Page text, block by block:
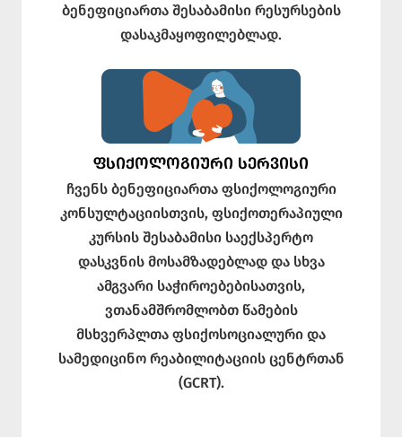
ბენეფიციართა შესაბამისი რესურსების
დასაკმაყოფილებლად.
ᲤᲡᲘᲥᲝᲚᲝᲒᲘᲣᲠᲘ ᲡᲔᲠᲕᲘᲡᲘ
ჩვენს ბენეფიციართა ფსიქოლოგიური
კონსულტაციისთვის, ფსიქოთერაპიული
კურსის შესაბამისი საექსპერტო
დასკვნის მოსამზადებლად და სხვა
ამგვარი საჭიროებებისათვის,
ვთანამშრომლობთ წამების
მსხვერპლთა ფსიქოსოციალური და
სამედიცინო რეაბილიტაციის ცენტრთან
(GCRT).